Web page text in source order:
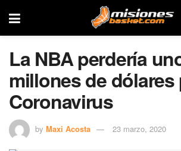
La NBA perdería
millones de dólares
Coronavirus
by Maxi Acosta 23 marzo, 2020